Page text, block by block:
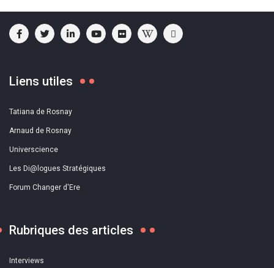
Liens utiles
Tatiana de Rosnay
Arnaud de Rosnay
Universcience
Les Di@logues Stratégiques
Forum Changer d'Ere
Rubriques des articles
Interviews